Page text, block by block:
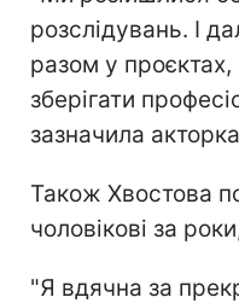
розслідувань. І
разом у проєктах,
зберігати
зазначила
Також Хвостова
чоловікові за
"Я вдячна за